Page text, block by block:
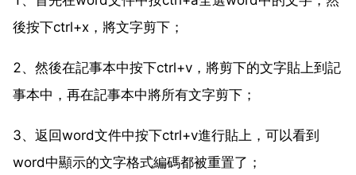
後按下ctrl+x，將文字剪下；
2、然後在記事本中按下ctrl+v，將剪下的文字貼上到記
事本中，再在記事本中將所有文字剪下；
3、返回word文件中按下ctrl+v進行貼上，可以看到
word中顯示的文字格式編碼都被重置了；